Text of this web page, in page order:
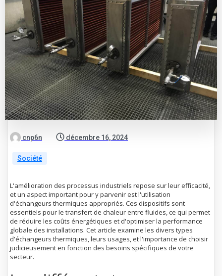
cnp6n décembre 16, 2024
Société
L'amélioration des processus industriels repose sur leur efficacité,
et un aspect important pour y parvenir est l'utilisation
d'échangeurs thermiques appropriés. Ces dispositifs sont
essentiels pour le transfert de chaleur entre fluides, ce qui permet
de réduire les coûts énergétiques et d'optimiser la performance
globale des installations. Cet article examine les divers types
d'échangeurs thermiques, leurs usages, et l'importance de choisir
judicieusement en fonction des besoins spécifiques de votre
secteur.